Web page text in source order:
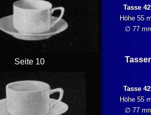
Tasse
Höhe 55
∅ 77
Seite 10
Tasse
Höhe 55
∅ 77